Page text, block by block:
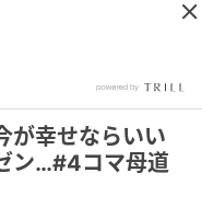
が幸せならいい
ン…#4コマ母道